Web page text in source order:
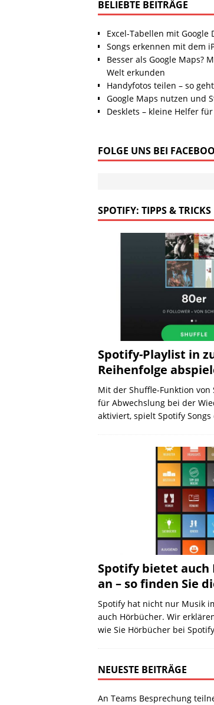
BELIEBTE BEITRÄGE
Excel-Tabellen mit Google
Songs erkennen mit dem
Besser als Google Maps?
Welt erkunden
Handyfotos teilen – so
Google Maps nutzen und
Desklets – kleine Helfer
FOLGE UNS BEI
SPOTIFY: TIPPS & TRICKS
Spotify-Playlist in
Reihenfolge
Mit der Shuffle-Funktion von
für Abwechslung bei der
aktiviert, spielt Spotify
Spotify bietet auch
an – so finden Sie
Spotify hat nicht nur Musik
auch Hörbücher. Wir
wie Sie Hörbücher bei Spotify
NEUESTE BEITRÄGE
An Teams Besprechung